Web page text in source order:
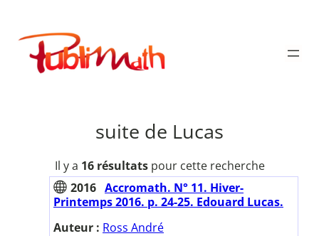
contenu
Publimath
suite de Lucas
Il y a 16 résultatspour cette recherche
2016 Accromath. N° 11. Hiver-
Printemps 2016. p. 24-25. Edouard Lucas.
Auteur : Ross André